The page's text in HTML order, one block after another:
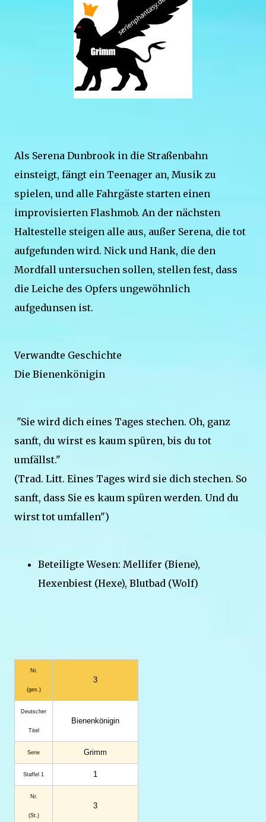
Als Serena Dunbrook in die Straßenbahn
einsteigt, fängt ein Teenager an, Musik zu
spielen, und alle Fahrgäste starten einen
improvisierten Flashmob. An der nächsten
Haltestelle steigen alle aus, außer Serena, die tot
aufgefunden wird. Nick und Hank, die den
Mordfall untersuchen sollen, stellen fest, dass
die Leiche des Opfers ungewöhnlich
aufgedunsen ist.
Verwandte Geschichte
Die Bienenkönigin
"Sie wird dich eines Tages stechen. Oh, ganz
sanft, du wirst es kaum spüren, bis du tot
umfällst."
(Trad. Litt. Eines Tages wird sie dich stechen. So
sanft, dass Sie es kaum spüren werden. Und du
wirst tot umfallen")
Beteiligte Wesen: Mellifer (Biene),
Hexenbiest (Hexe), Blutbad (Wolf)
Nr.
(ges.)
3
Deutscher
Titel
Bienenkönigin
Serie Grimm
Staffel 1 1
Nr.
(St.)
3